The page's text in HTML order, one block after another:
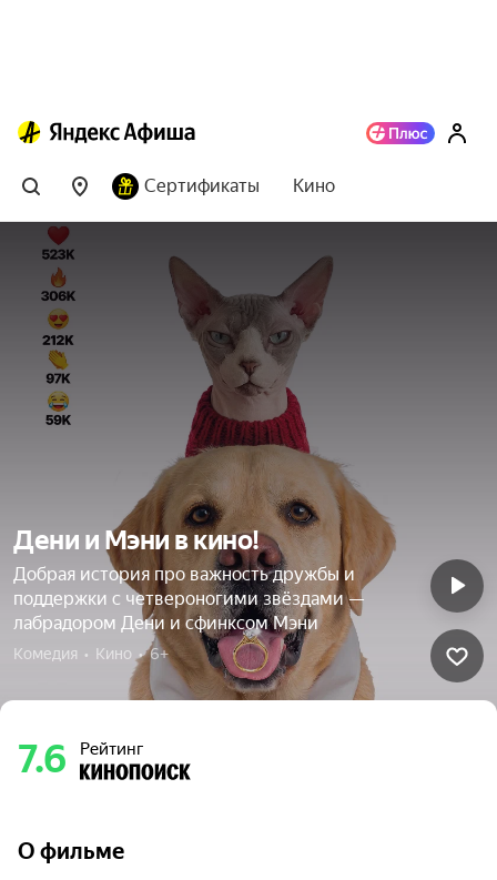
Сертификаты Кино
Дени и Мэни в кино!
Добрая история про важность дружбы и
поддержки с четвероногими звёздами —
лабрадором Дени и сфинксом Мэни
Комедия  •  Кино  •  6+
7.6 Рейтинг
О фильме